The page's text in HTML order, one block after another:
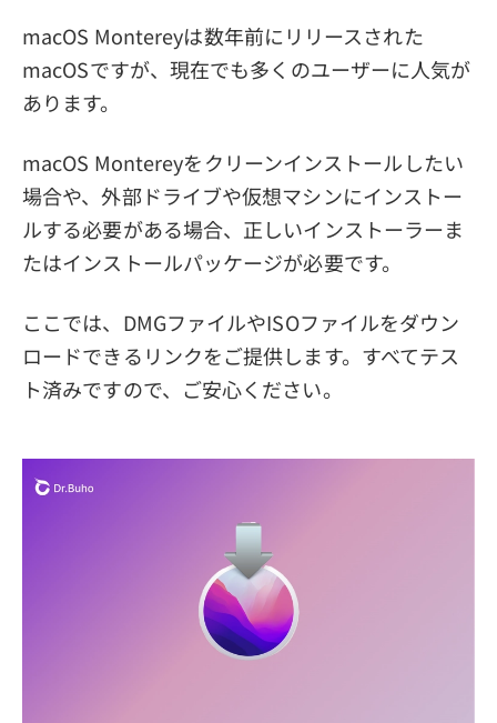
macOS Montereyは数年前にリリースされた
macOSですが、現在でも多くのユーザーに人気が
あります。
macOS Montereyをクリーンインストールしたい
場合や、外部ドライブや仮想マシンにインストー
ルする必要がある場合、正しいインストーラーま
たはインストールパッケージが必要です。
ここでは、DMGファイルやISOファイルをダウン
ロードできるリンクをご提供します。すべてテス
ト済みですので、ご安心ください。